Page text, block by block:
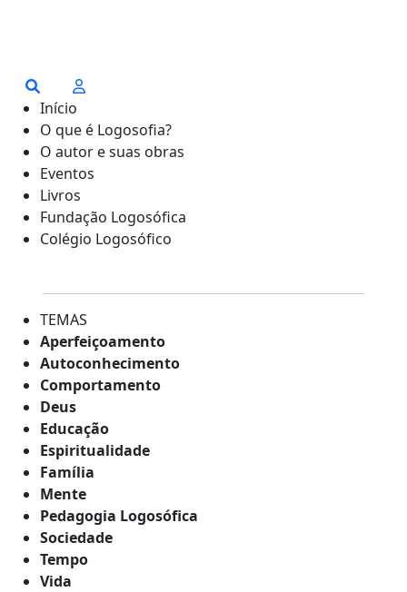
Início
O que é Logosofia?
O autor e suas obras
Eventos
Livros
Fundação Logosófica
Colégio Logosófico
TEMAS
Aperfeiçoamento
Autoconhecimento
Comportamento
Deus
Educação
Espiritualidade
Família
Mente
Pedagogia Logosófica
Sociedade
Tempo
Vida